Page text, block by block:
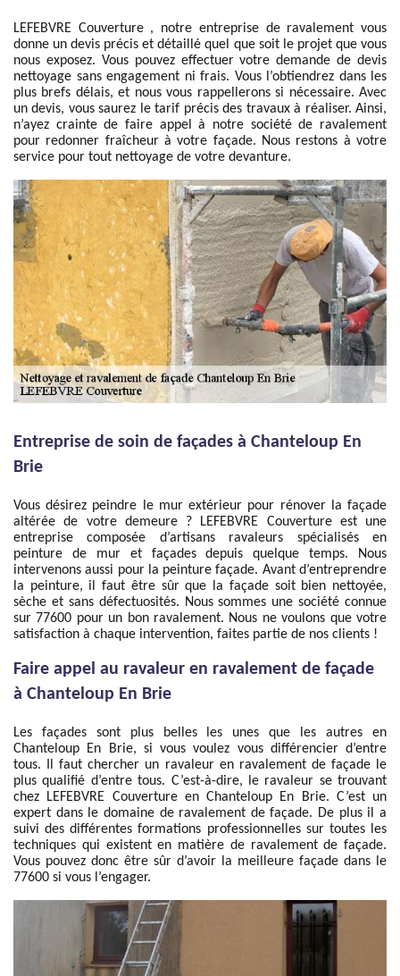
LEFEBVRE Couverture , notre entreprise de ravalement vous
donne un devis précis et détaillé quel que soit le projet que vous
nous exposez. Vous pouvez effectuer votre demande de devis
nettoyage sans engagement ni frais. Vous l’obtiendrez dans les
plus brefs délais, et nous vous rappellerons si nécessaire. Avec
un devis, vous saurez le tarif précis des travaux à réaliser. Ainsi,
n’ayez crainte de faire appel à notre société de ravalement
pour redonner fraîcheur à votre façade. Nous restons à votre
service pour tout nettoyage de votre devanture.
Entreprise de soin de façades à Chanteloup En
Brie
Vous désirez peindre le mur extérieur pour rénover la façade
altérée de votre demeure ? LEFEBVRE Couverture est une
entreprise composée d’artisans ravaleurs spécialisés en
peinture de mur et façades depuis quelque temps. Nous
intervenons aussi pour la peinture façade. Avant d’entreprendre
la peinture, il faut être sûr que la façade soit bien nettoyée,
sèche et sans défectuosités. Nous sommes une société connue
sur 77600 pour un bon ravalement. Nous ne voulons que votre
satisfaction à chaque intervention, faites partie de nos clients !
Faire appel au ravaleur en ravalement de façade
à Chanteloup En Brie
Les façades sont plus belles les unes que les autres en
Chanteloup En Brie, si vous voulez vous différencier d’entre
tous. Il faut chercher un ravaleur en ravalement de façade le
plus qualifié d’entre tous. C’est-à-dire, le ravaleur se trouvant
chez LEFEBVRE Couverture en Chanteloup En Brie. C’est un
expert dans le domaine de ravalement de façade. De plus il a
suivi des différentes formations professionnelles sur toutes les
techniques qui existent en matière de ravalement de façade.
Vous pouvez donc être sûr d’avoir la meilleure façade dans le
77600 si vous l’engager.